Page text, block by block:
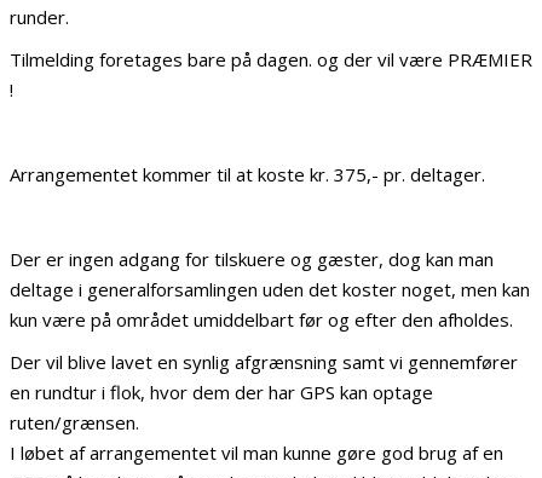
runder.
Tilmelding foretages bare på dagen. og der vil være PRÆMIER
!
Arrangementet kommer til at koste kr. 375,- pr. deltager.
Der er ingen adgang for tilskuere og gæster, dog kan man
deltage i generalforsamlingen uden det koster noget, men kan
kun være på området umiddelbart før og efter den afholdes.
Der vil blive lavet en synlig afgrænsning samt vi gennemfører
en rundtur i flok, hvor dem der har GPS kan optage
ruten/grænsen.
I løbet af arrangementet vil man kunne gøre god brug af en